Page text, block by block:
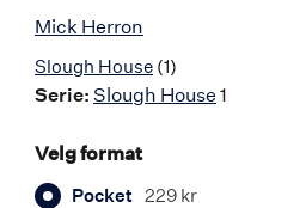
Mick Herron
Slough House (1)
Serie: Slough House 1
Velg format
Pocket 229 kr